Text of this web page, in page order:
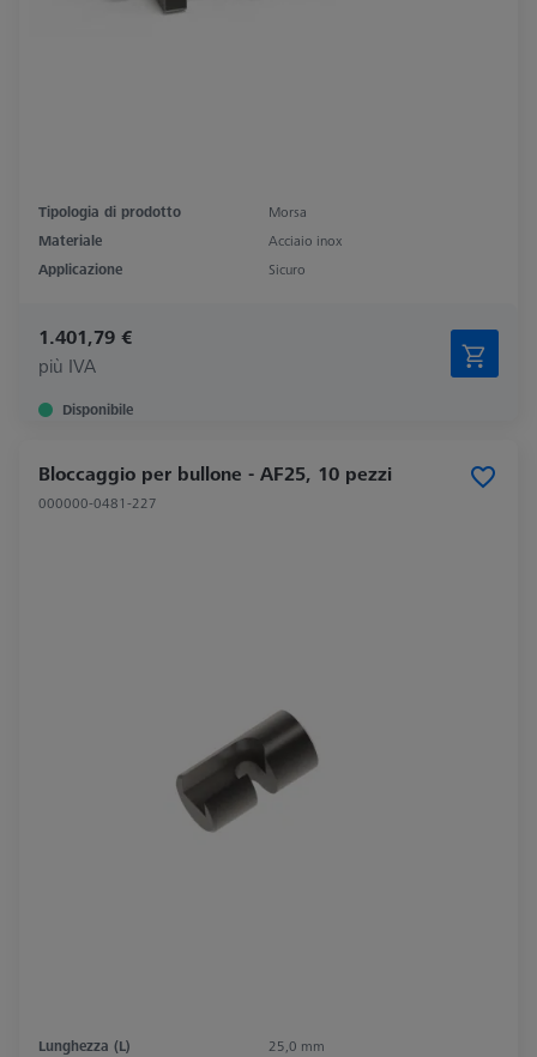
Tipologia di prodotto
Morsa
Materiale
Acciaio inox
Applicazione
Sicuro
1.401,79 €
più IVA
Disponibile
Bloccaggio per bullone - AF25, 10 pezzi
000000-0481-227
Lunghezza (L)
25,0 mm